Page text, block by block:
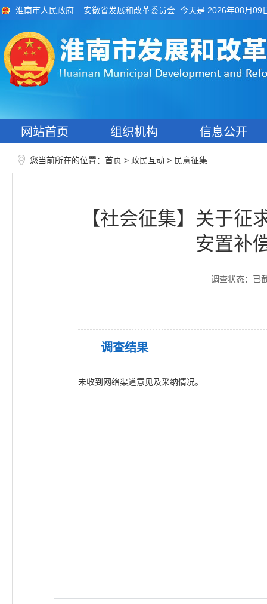
淮南市人民政府 安徽省发展和改革委员会 今天是 2026年08月09
网站首页 组织机构 信息公开
您当前所在的位置： 首页 > 政民互动 > 民意征集
【社会征集】关于
安置补
调查状态： 已
调查结果
未收到网络渠道意见及采纳情况。